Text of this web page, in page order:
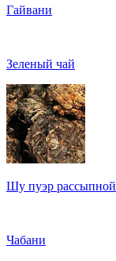
Гайвани
Зеленый чай
Шу пуэр рассыпной
Чабани